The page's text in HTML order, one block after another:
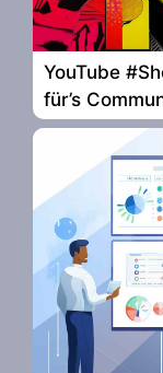
YouTube
für’s